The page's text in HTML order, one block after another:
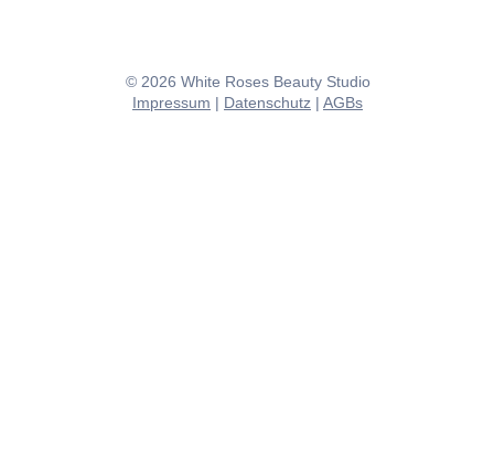
© 2026 White Roses Beauty Studio
Impressum | Datenschutz | AGBs